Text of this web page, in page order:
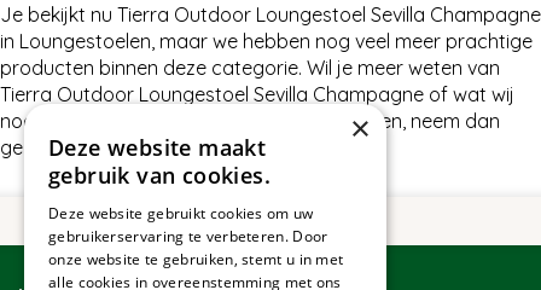
Je bekijkt nu Tierra Outdoor Loungestoel Sevilla Champagne
in Loungestoelen, maar we hebben nog veel meer prachtige
producten binnen deze categorie. Wil je meer weten van
Tierra Outdoor Loungestoel Sevilla Champagne of wat wij
nog meer te bieden hebben in Loungestoelen, neem dan
gerust contact met ons op.
×
Deze website maakt
gebruik van cookies.
Deze website gebruikt cookies om uw
gebruikerservaring te verbeteren. Door
onze website te gebruiken, stemt u in met
alle cookies in overeenstemming met ons